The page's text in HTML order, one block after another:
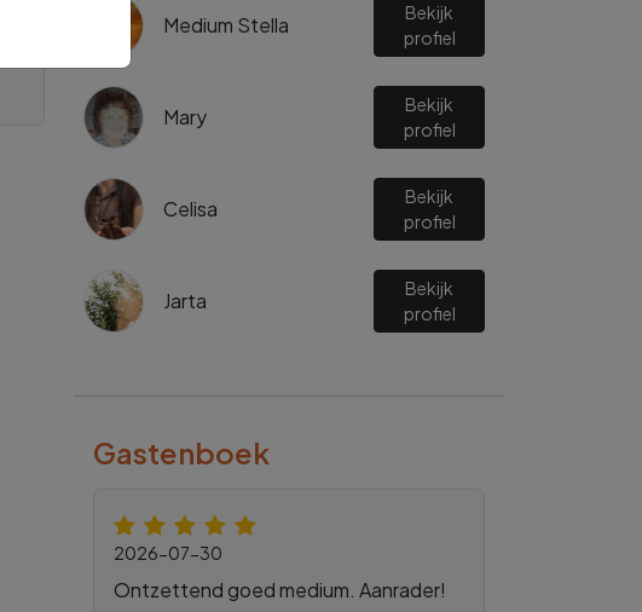
Medium Stella
Bekijk
profiel
Mary
Bekijk
profiel
Celisa
Bekijk
profiel
Jarta
Bekijk
profiel
Gastenboek
2026-07-30
Ontzettend goed medium. Aanrader!